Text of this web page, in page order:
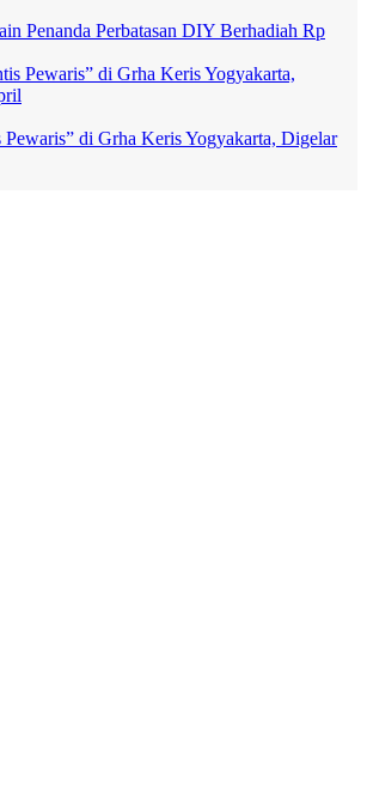
Penanda Perbatasan DIY Berhadiah Rp
Pewaris” di Grha Keris Yogyakarta, Digelar